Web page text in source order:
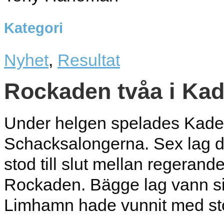
Kategori
Nyhet, Resultat
Rockaden tvåa i
Under helgen spelades
Schacksalongerna. Sex lag
stod till slut mellan
Rockaden. Bägge lag vann
Limhamn hade vunnit med